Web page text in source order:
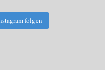
folgen